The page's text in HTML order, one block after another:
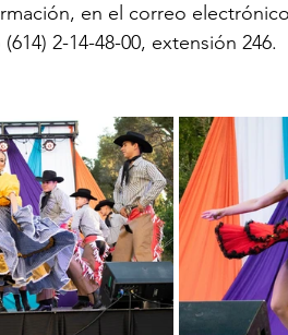
en el correo
2-14-48-00, extensión 246.